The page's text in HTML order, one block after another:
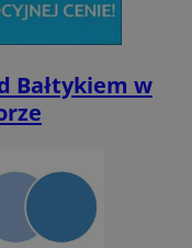
Bałtykiem w